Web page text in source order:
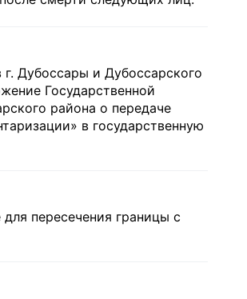
Дубоссары и Дубоссарского
Государственной
района о передаче
в государственную
пересечения границы с